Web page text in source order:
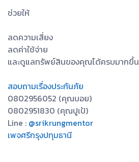
ช่วยให้
ลดความเสี่ยง
ลดค่าใช้จ่าย
และดูแลทรัพย์สินของคุณได้ครบมากขึ้น
สอบถามเรื่องประกันภัย
0802956052 (คุณบอย)
0802951830 (คุณปูเป้)
Line : @srikrungmentor
เพจศรีกรุงปทุมธานี